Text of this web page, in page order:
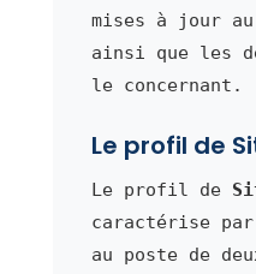
mises à jour
ainsi que les
le concernant.
Le profil de
Le profil de
caractérise
au poste de